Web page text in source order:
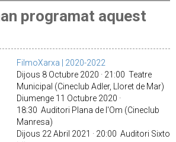
programat aquest
FilmoXarxa | 2020-2022
Dijous 8 Octubre 2020 · 21:00 Teatre
Municipal (Cineclub Adler, Lloret de Mar)
Diumenge 11 Octubre 2020 ·
18:30 Auditori Plana de l'Om (Cineclub
Manresa)
Dijous 22 Abril 2021 · 20:00 Auditori Sixto